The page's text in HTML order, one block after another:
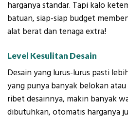
harganya standar. Tapi kalo
batuan, siap-siap budget
alat berat dan tenaga extra!
Level Kesulitan Desain
Desain yang lurus-lurus pasti
yang punya banyak belokan
ribet desainnya, makin banyak
dibutuhkan, otomatis harganya